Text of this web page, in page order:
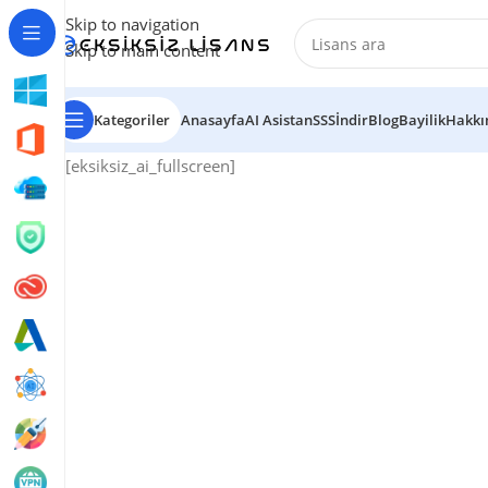
Skip to navigation
Skip to main content
Kategoriler AnasayfaAI AsistanSSSİndirBlogBayilik
[eksiksiz_ai_fullscreen]